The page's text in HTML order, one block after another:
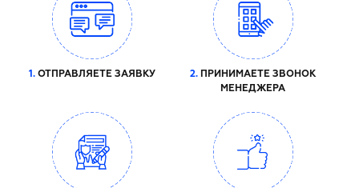
1. ОТПРАВЛЯЕТЕ ЗАЯВКУ 2. ПРИНИМАЕТЕ ЗВОНОК
МЕНЕДЖЕРА